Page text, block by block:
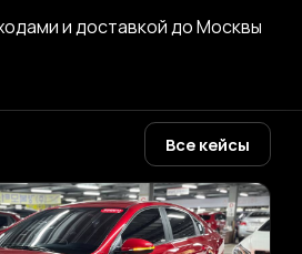
и доставкой до Москвы
Все кейсы